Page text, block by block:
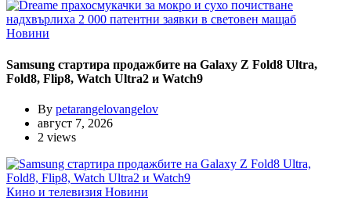
Новини
Samsung стартира продажбите на Galaxy Z Fold8 Ultra,
Fold8, Flip8, Watch Ultra2 и Watch9
By petarangelovangelov
август 7, 2026
2 views
Кино и телевизия Новини